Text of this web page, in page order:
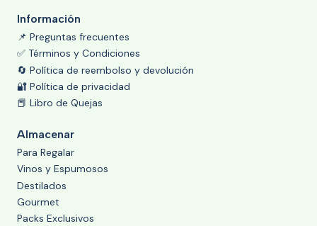
Información
📌 Preguntas frecuentes
✅ Términos y Condiciones
🔄 Política de reembolso y devolución
🔐 Política de privacidad
📕 Libro de Quejas
Almacenar
Para Regalar
Vinos y Espumosos
Destilados
Gourmet
Packs Exclusivos